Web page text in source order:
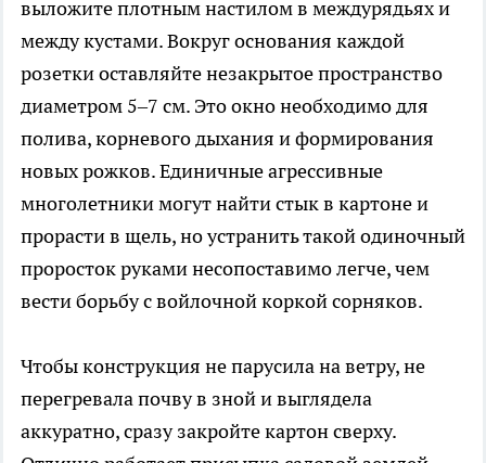
выложите плотным настилом в междурядьях и
между кустами. Вокруг основания каждой
розетки оставляйте незакрытое пространство
диаметром 5–7 см. Это окно необходимо для
полива, корневого дыхания и формирования
новых рожков. Единичные агрессивные
многолетники могут найти стык в картоне и
прорасти в щель, но устранить такой одиночный
проросток руками несопоставимо легче, чем
вести борьбу с войлочной коркой сорняков.
Чтобы конструкция не парусила на ветру, не
перегревала почву в зной и выглядела
аккуратно, сразу закройте картон сверху.